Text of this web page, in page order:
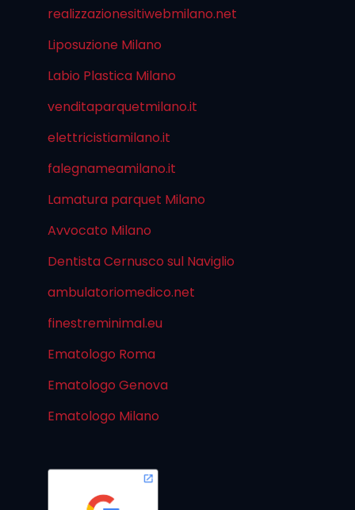
realizzazionesitiwebmilano.net
Liposuzione Milano
Labio Plastica Milano
venditaparquetmilano.it
elettricistiamilano.it
falegnameamilano.it
Lamatura parquet Milano
Avvocato Milano
Dentista Cernusco sul Naviglio
ambulatoriomedico.net
finestreminimal.eu
Ematologo Roma
Ematologo Genova
Ematologo Milano